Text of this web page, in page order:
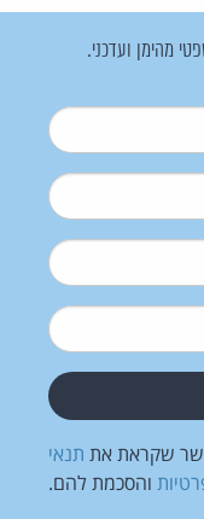
מהימן ועדכני.
שקראת את תנאי
והסכמת להם.